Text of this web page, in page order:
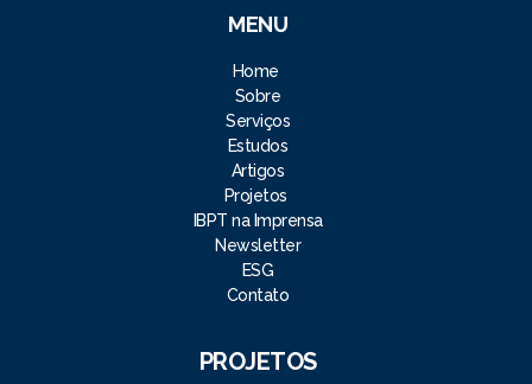
MENU
Home
Sobre
Serviços
Estudos
Artigos
Projetos
IBPT na Imprensa
Newsletter
ESG
Contato
PROJETOS